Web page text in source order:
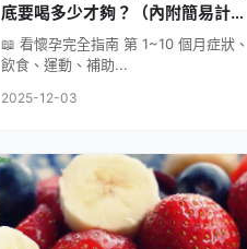
底要喝多少才夠？（內附簡易計算
公式）
📖 看懷孕完全指南 第 1~10 個月症狀、
飲食、運動、補助...
2025-12-03